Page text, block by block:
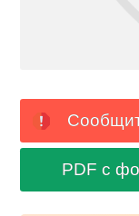
PDF с